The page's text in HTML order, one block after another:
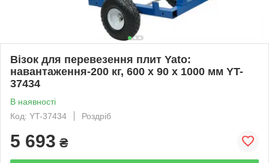
Візок для перевезення плит Yato:
навантаження-200 кг, 600 х 90 х 1000 мм YT-
37434
В наявності
Код: YT-37434
Роздріб
5 693 ₴